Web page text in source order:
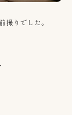
撮りでした。